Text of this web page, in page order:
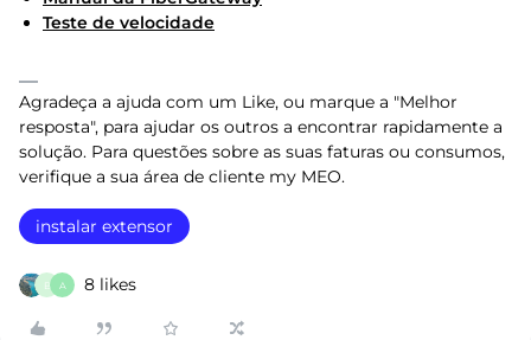
Teste de velocidade
Agradeça a ajuda com um Like, ou marque a "Melhor
resposta", para ajudar os outros a encontrar rapidamente a
solução. Para questões sobre as suas faturas ou consumos,
verifique a sua área de cliente my MEO.
instalar extensor
B A 8 likes